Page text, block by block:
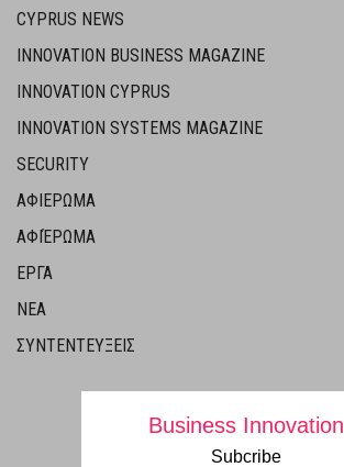
CYPRUS NEWS
INNOVATION BUSINESS MAGAZINE
INNOVATION CYPRUS
INNOVATION SYSTEMS MAGAZINE
SECURITY
ΑΦΙΕΡΩΜΑ
ΑΦΙΈΡΩΜΑ
ΕΡΓΑ
ΝΕΑ
ΣΥΝΤΕΝΤΕΥΞΕΙΣ
Business Innovation
Subcribe